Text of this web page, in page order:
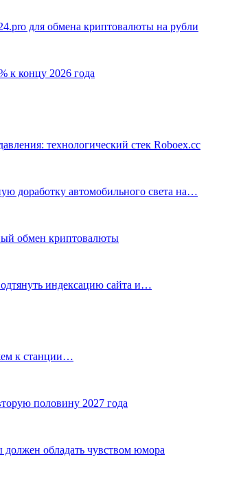
для обмена криптовалюты на рубли
к концу 2026 года
технологический стек Roboex.cc
доработку автомобильного света на…
обмен криптовалюты
индексацию сайта и…
к станции…
половину 2027 года
обладать чувством юмора